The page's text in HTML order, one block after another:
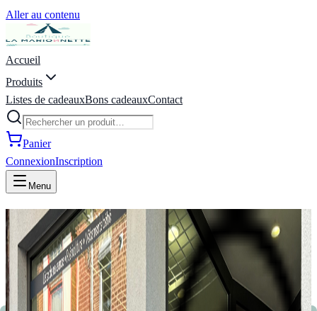
Aller au contenu
Accueil
Produits
Listes de cadeauxBons cadeauxContact
Panier
ConnexionInscription
Menu
La Marionnette - Puériculture,
Vêtements, Jeux, Listes de
naissance